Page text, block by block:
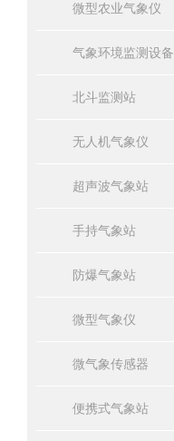
微型农业气象仪
气象环境监测设备
北斗监测站
无人机气象仪
超声波气象站
手持气象站
防爆气象站
微型气象仪
微气象传感器
便携式气象站